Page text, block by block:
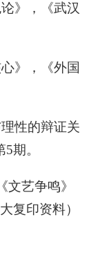
》，《武汉
》，《外国
性的辩证关
期。
艺争鸣》
复印资料）